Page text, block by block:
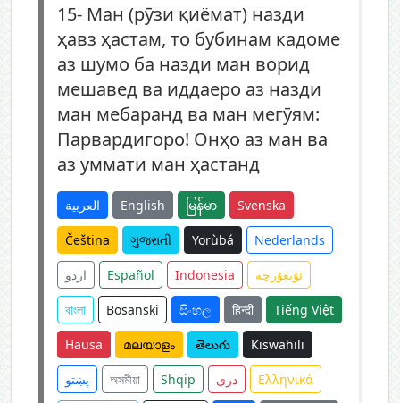
15- Ман (рӯзи қиёмат) назди
ҳавз ҳастам, то бубинам кадоме
аз шумо ба назди ман ворид
мешавед ва иддаеро аз назди
ман мебаранд ва ман мегӯям:
Парвардигоро! Онҳо аз ман ва
аз уммати ман ҳастанд
العربية English မြန်မာ Svenska
Čeština ગુજરાતી Yorùbá Nederlands
اردو Español Indonesia ئۇيغۇرچە
বাংলা Bosanski සිංහල हिन्दी Tiếng Việt
Hausa മലയാളം తెలుగు Kiswahili
پښتو অসমীয়া Shqip دری Ελληνικά